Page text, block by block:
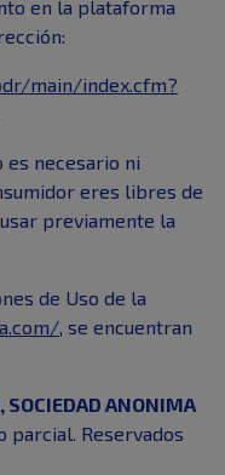
en la plataforma
main/index.cfm?
es necesario ni
eres libres de
previamente la
de Uso de la
, se encuentran
SOCIEDAD ANONIMA
parcial. Reservados